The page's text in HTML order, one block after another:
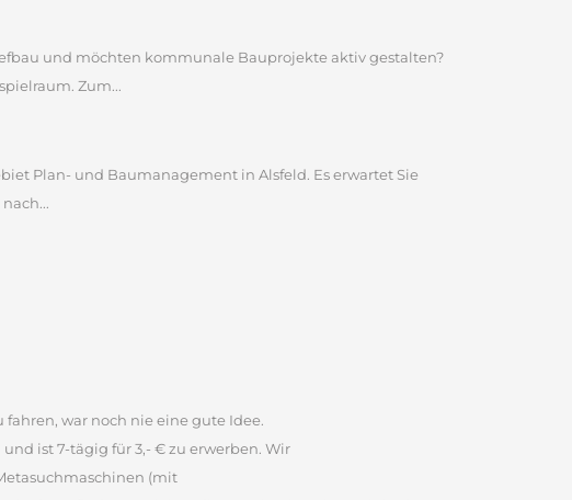
und möchten kommunale Bauprojekte aktiv gestalten?
Zum...
Plan- und Baumanagement in Alsfeld. Es erwartet Sie
war noch nie eine gute Idee.
ist 7-tägig für 3,- € zu erwerben. Wir
(mit